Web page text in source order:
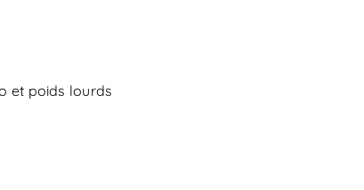
et poids lourds